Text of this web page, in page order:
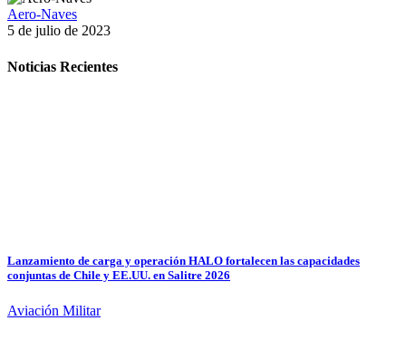
Aero-Naves
5 de julio de 2023
Noticias Recientes
Lanzamiento de carga y operación HALO fortalecen las capacidades
conjuntas de Chile y EE.UU. en Salitre 2026
Aviación Militar